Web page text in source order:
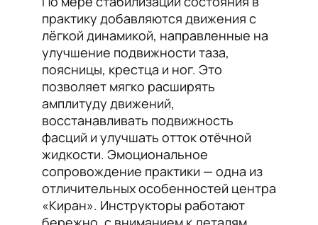
практику добавляются движения с
лёгкой динамикой, направленные на
улучшение подвижности таза,
поясницы, крестца и ног. Это
позволяет мягко расширять
амплитуду движений,
восстанавливать подвижность
фасций и улучшать отток отёчной
жидкости. Эмоциональное
сопровождение практики — одна из
отличительных особенностей центра
«Киран». Инструкторы работают